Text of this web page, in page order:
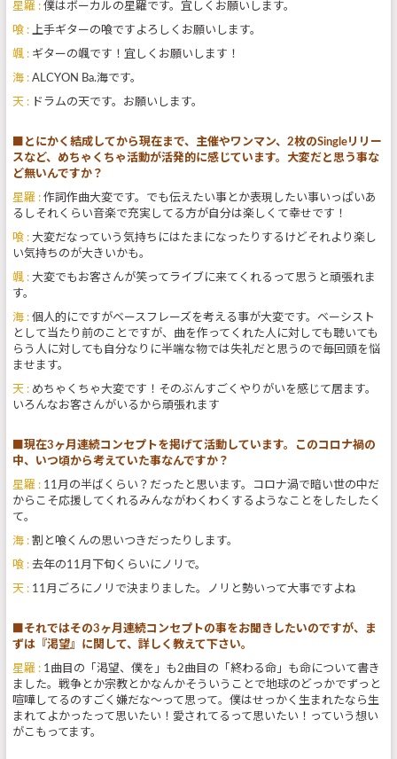
星羅 : 僕はボーカルの星羅です。宜しくお願いします。
喰 : 上手ギターの喰ですよろしくお願いします。
颯 : ギターの颯です！宜しくお願いします！
海 : ALCYON Ba.海です。
天 : ドラムの天です。お願いします。
■とにかく結成してから現在まで、主催やワンマン、2枚のSingleリリー
スなど、めちゃくちゃ活動が活発的に感じています。大変だと思う事な
ど無いんですか？
星羅 : 作詞作曲大変です。でも伝えたい事とか表現したい事いっぱいあ
るしそれくらい音楽で充実してる方が自分は楽しくて幸せです！
喰 : 大変だなっていう気持ちにはたまになったりするけどそれより楽し
い気持ちのが大きいかも。
颯 : 大変でもお客さんが笑ってライブに来てくれるって思うと頑張れま
す。
海 : 個人的にですがベースフレーズを考える事が大変です。ベーシスト
として当たり前のことですが、曲を作ってくれた人に対しても聴いても
らう人に対しても自分なりに半端な物では失礼だと思うので毎回頭を悩
ませます。
天 : めちゃくちゃ大変です！そのぶんすごくやりがいを感じて居ます。
いろんなお客さんがいるから頑張れます
■現在3ヶ月連続コンセプトを掲げて活動しています。このコロナ禍の
中、いつ頃から考えていた事なんですか？
星羅 : 11月の半ばくらい？だったと思います。コロナ渦で暗い世の中だ
からこそ応援してくれるみんながわくわくするようなことをしたしたく
て。
海 : 割と喰くんの思いつきだったりします。
喰 : 去年の11月下旬くらいにノリで。
天 : 11月ごろにノリで決まりました。ノリと勢いって大事ですよね
■それではその3ヶ月連続コンセプトの事をお聞きしたいのですが、ま
ずは『渇望』に関して、詳しく教えて下さい。
星羅 : 1曲目の「渇望、僕を」も2曲目の「終わる命」も命について書き
ました。戦争とか宗教とかなんかそういうことで地球のどっかでずっと
喧嘩してるのすごく嫌だな〜って思って。僕はせっかく生まれたなら生
まれてよかったって思いたい！愛されてるって思いたい！っていう想い
がこもってます。